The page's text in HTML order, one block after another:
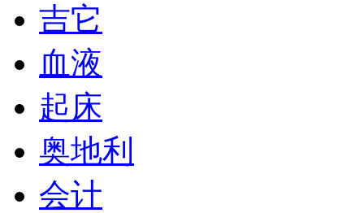
吉它
血液
起床
奥地利
会计